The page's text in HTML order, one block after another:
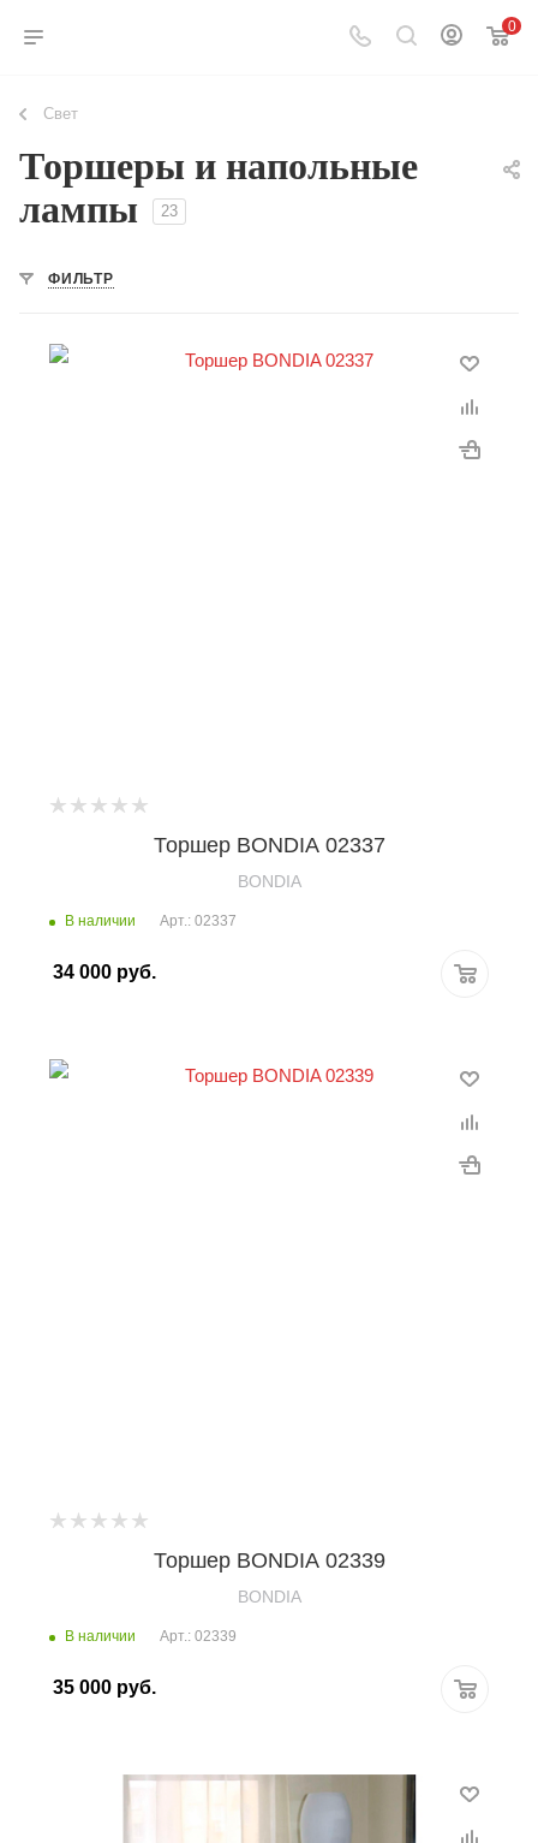
0
Свет
Торшеры и напольные
лампы
23
ФИЛЬТР
Торшер BONDIA 02337
BONDIA
В наличии Арт.: 02337
34 000 руб.
Торшер BONDIA 02339
BONDIA
В наличии Арт.: 02339
35 000 руб.